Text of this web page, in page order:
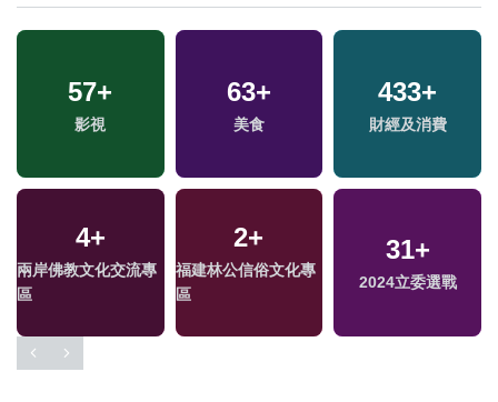
57+
影視
63+
美食
433+
財經及消費
4+
兩岸佛教文化交流專
區
2+
福建林公信俗文化專
區
31+
2024立委選戰